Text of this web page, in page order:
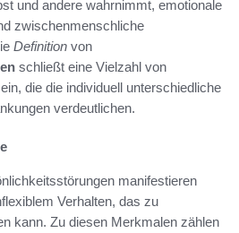
und andere wahrnimmt, emotionale
zwischenmenschliche
Definition von
schließt eine Vielzahl von
die die individuell unterschiedliche
verdeutlichen.
manifestieren
Verhalten, das zu
kann. Zu diesen Merkmalen zählen